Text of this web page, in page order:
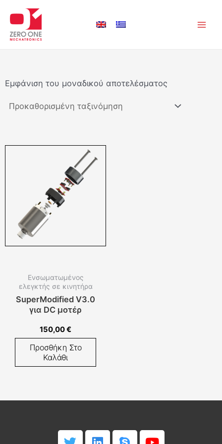
Μετάβαση
στο
περιεχόμενο
Εμφάνιση του μοναδικού αποτελέσματος
Ενσωματωμένος
ελεγκτής σε κινητήρα
SuperModified V3.0
για DC μοτέρ
150,00€
Προσθήκη Στο
Καλάθι
T
L
S
Y